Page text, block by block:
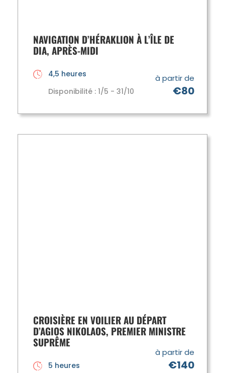
NAVIGATION D’HÉRAKLION À L’ÎLE DE
DIA, APRÈS-MIDI
à partir de
€80
4,5 heures
Disponibilité : 1/5 - 31/10
CROISIÈRE EN VOILIER AU DÉPART
D’AGIOS NIKOLAOS, PREMIER MINISTRE
SUPRÊME
à partir de
€140
5 heures